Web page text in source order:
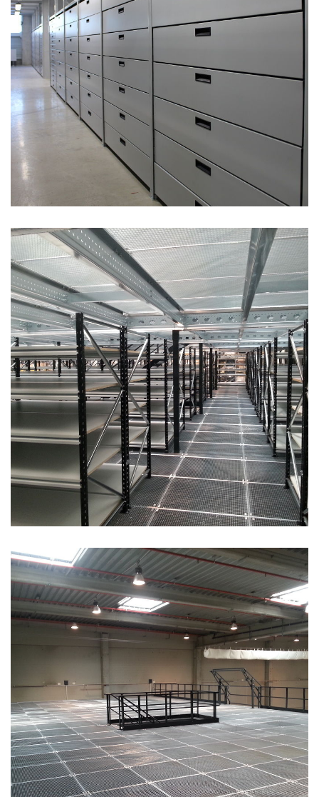
PATROVÝ POLICOVÝ SYSTÉM - NEUBURG 2016
PATROVÁ PLOŠINA S POLICOVÝM SYSTÉMEM -
NEUBURG 2015